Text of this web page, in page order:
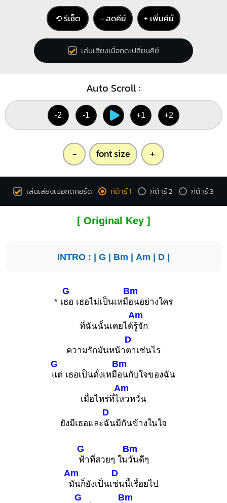
⟲ รีเซ็ต − ลดคีย์ + เพิ่มคีย์
เล่นเสียงเมื่อกดเปลี่ยนคีย์
Auto Scroll :
-2 -1 +1 +2
- font size +
เล่นเสียงเมื่อกดคอร์ด กีต้าร์ 1 กีต้าร์ 2 กีต้าร์ 3
[ Original Key ]
INTRO : | G | Bm | Am | D |
* เ
G
ธอ เธอไม่เป็นเหมื
Bm
อนอย่างใคร
ที่ฉันนั้นเคยได้
Am
รู้จัก
ความรักมันหน้า
D
ตาเช่นไร
G
แต่ เธอเป็นดั่งเหมื
Bm
อนกับใจของฉัน
เมื่อไหร่ที่ไ
Am
หวหวั่น
ยังมีเธอและ
D
ฉันมีกันข้างในใจ
G
ฟ้าที่สวยๆ ใน
Bm
วันดีๆ
Am
มันก็ยังเป็นเ
D
ช่นนี้เรื่อยไป
G Bm